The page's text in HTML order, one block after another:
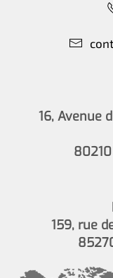
16, Avenue
159, rue